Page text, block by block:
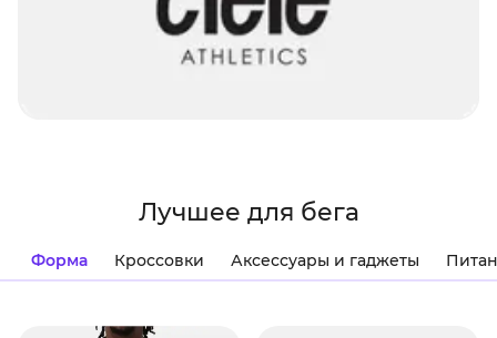
Лучшее для бега
Форма Кроссовки Аксессуары и гаджеты